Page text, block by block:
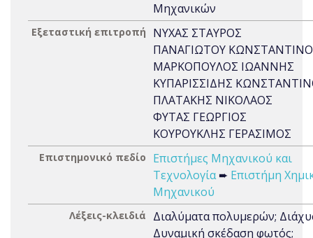
Μηχανικών
Εξεταστική επιτροπή
ΝΥΧΑΣ ΣΤΑΥΡΟΣ
ΠΑΝΑΓΙΩΤΟΥ
ΜΑΡΚΟΠΟΥΛΟΣ ΙΩΑΝΝΗΣ
ΚΥΠΑΡΙΣΣΙΔΗΣ
ΠΛΑΤΑΚΗΣ ΝΙΚΟΛΑΟΣ
ΦΥΤΑΣ ΓΕΩΡΓΙΟΣ
ΚΟΥΡΟΥΚΛΗΣ ΓΕΡΑΣΙΜΟΣ
Επιστημονικό πεδίο
Επιστήμες Μηχανικού και
Τεχνολογία➨ Επιστήμη
Μηχανικού
Λέξεις-κλειδιά
Διαλύματα πολυμερών;
Δυναμική σκέδαση φωτός;